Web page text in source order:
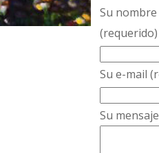
Su nombre
(requerido)
Su e-mail
Su mensaje